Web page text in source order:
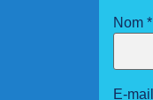
Nom *
E-mail